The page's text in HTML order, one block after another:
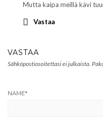
Mutta kaipa meillä kävi
Vastaa
VASTAA
Sähköpostiosoitettasi ei julkaista.
NAME*